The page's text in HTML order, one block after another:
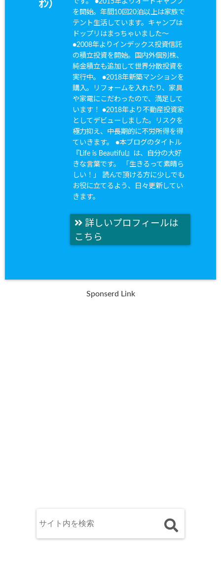
ｵﾝ）
を開始。年間10回20泊以上は家族で
テント生活しています。キャンプは
ドップリはまっちゃいました〜
●2008年よりインデックス投資信託
の積立投資を開始。国内外個別株、
純金積立も追加して世界分散投資を
実行中。 ●2018年新築マンションを
購入。リフォームを入れたり、家具
や家電にこだわったので、満足して
います！ ●2018年より不動産投資家
としてデビューしました。リスクを
極力抑え、中長期的に不労所得を得
ていきます。 ●本ブログのタイトル
『Life is Beautiful』は、自分の大好
きな言葉です。 「生きるって素晴ら
しい！」 読んで頂ける方に少しでも
お役に立てるよう、日々更新してい
きます。
詳しいプロフィールは
こちら
Sponserd Link